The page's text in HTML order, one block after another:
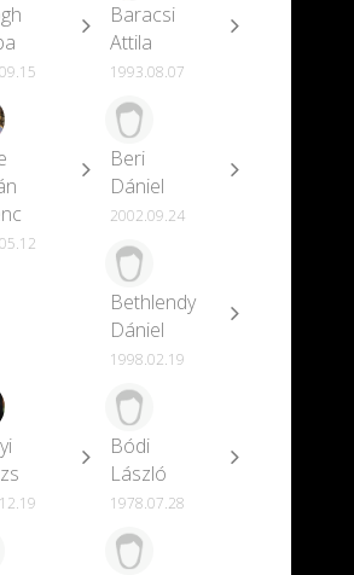
Baracsi
Attila
1993.08.07
Beri
Dániel
2002.09.24
Bethlendy
Dániel
1998.02.19
Bódi
László
1978.07.28